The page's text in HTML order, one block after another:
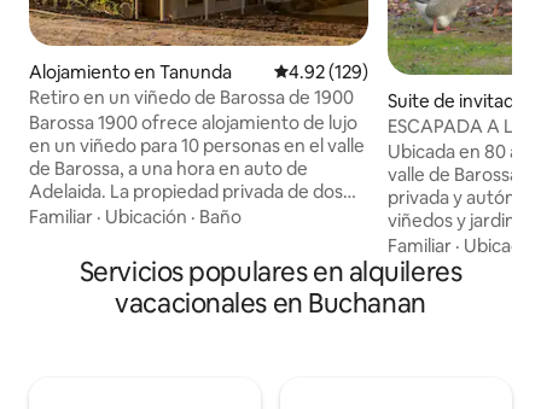
Alojamiento en Tanunda Calificación promedio: 4.92 de
4.92 (129)
Retiro en un viñedo de Barossa de 1900
Barossa 1900 ofrece alojamiento de lujo
en un viñedo para 10 personas en el valle
de Barossa, a una hora en auto de
Adelaida. La propiedad privada de dos
acres alberga algunas de las uvas
antiguas de Barossa y se encuentra a
poca distancia a pie de las puertas de las
bodegas, restaurantes, cervecerías y
Familiar · Ubicación · Baño
Suite de invitados
tpa
ESCAPADA A
WHISTLER
Ubicada en 80
valle de Barossa,
privada y
viñedos y
devuelve a la
por viñedos y
por al menos uno
collies), gansos
Familiar ·
Servicios populares en alquileres
vacacionales en Buchanan